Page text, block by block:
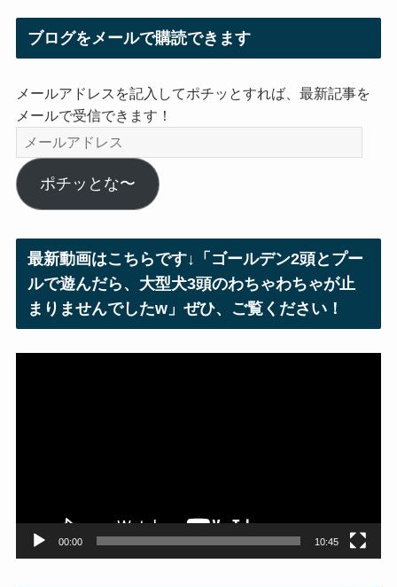
ブログをメールで購読できます
メールアドレスを記入してポチッとすれば、最新記事を
メールで受信できます！
メ
ー
ル
ア
ス
ポチッとな〜
最新動画はこちらです↓「ゴールデン2頭とプー
ルで遊んだら、大型犬3頭のわちゃわちゃが止
まりませんでしたw」ぜひ、ご覧ください！
00:00 10:45